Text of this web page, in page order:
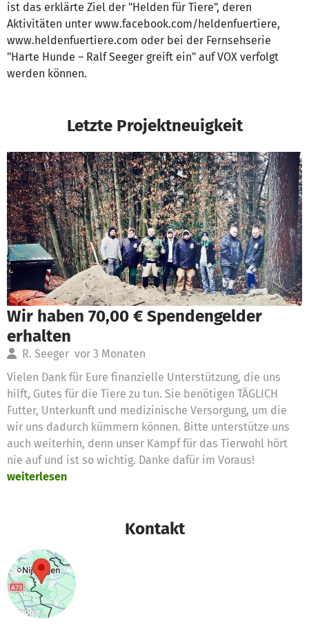
ist das erklärte Ziel der "Helden für Tiere", deren
Aktivitäten unter www.facebook.com/heldenfuertiere,
www.heldenfuertiere.com oder bei der Fernsehserie
"Harte Hunde – Ralf Seeger greift ein" auf VOX verfolgt
werden können.
Letzte Projektneuigkeit
Wir haben 70,00 € Spendengelder
erhalten
R. Seeger vor 3 Monaten
Vielen Dank für Eure finanzielle Unterstützung, die uns
hilft, Gutes für die Tiere zu tun. Sie benötigen TÄGLICH
Futter, Unterkunft und medizinische Versorgung, um die
wir uns dadurch kümmern können. Bitte unterstütze uns
auch weiterhin, denn unser Kampf für das Tierwohl hört
nie auf und ist so wichtig. Danke dafür im Voraus!
weiterlesen
Kontakt